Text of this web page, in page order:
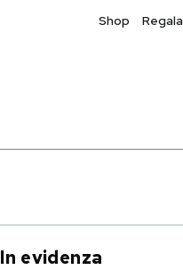
Shop Regala
In evidenza